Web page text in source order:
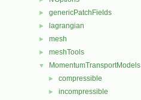
► genericPatchFields
► lagrangian
► mesh
► meshTools
▼ MomentumTransportModels
► compressible
► incompressible